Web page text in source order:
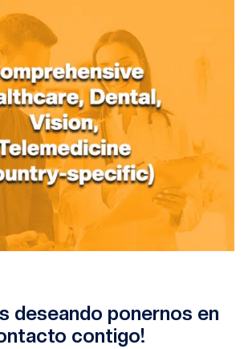
deseando ponernos en
contigo!